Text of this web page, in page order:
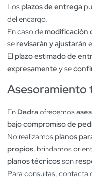
Los plazos de entrega
del encargo.
En caso de modificación
se revisarán y ajustarán
El plazo estimado de
expresamente y se
Asesoramiento
En Dadraofrecemos
bajo compromiso de
No realizamos planos
propios, brindamos
planos técnicosson
Para consultas, contacta